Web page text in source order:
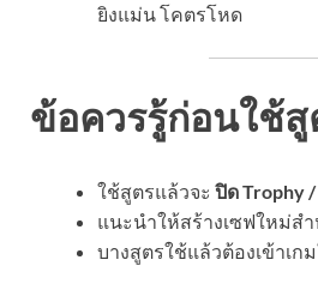
ยิงแม่น โคตรโหด
ข้อควรรู้ก่อนใช้สู
ใช้สูตรแล้วจะ ปิด Trophy
แนะนำให้สร้างเซฟใหม่ส
บางสูตรใช้แล้วต้องเข้าเก